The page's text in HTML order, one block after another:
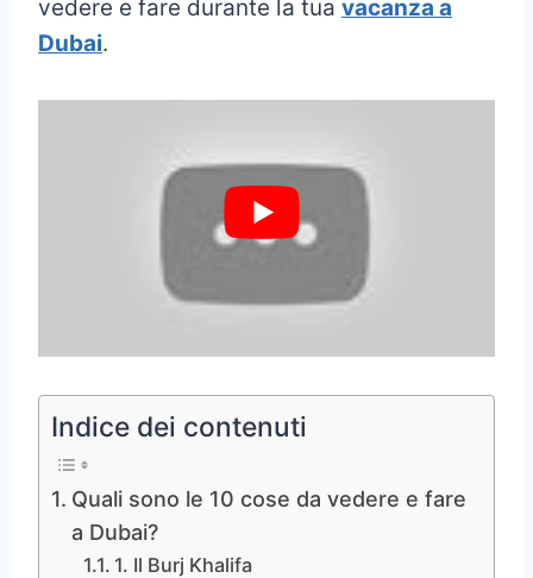
vedere e fare durante la tua vacanza a
Dubai.
Indice dei contenuti
Quali sono le 10 cose da vedere e fare
a Dubai?
1. Il Burj Khalifa